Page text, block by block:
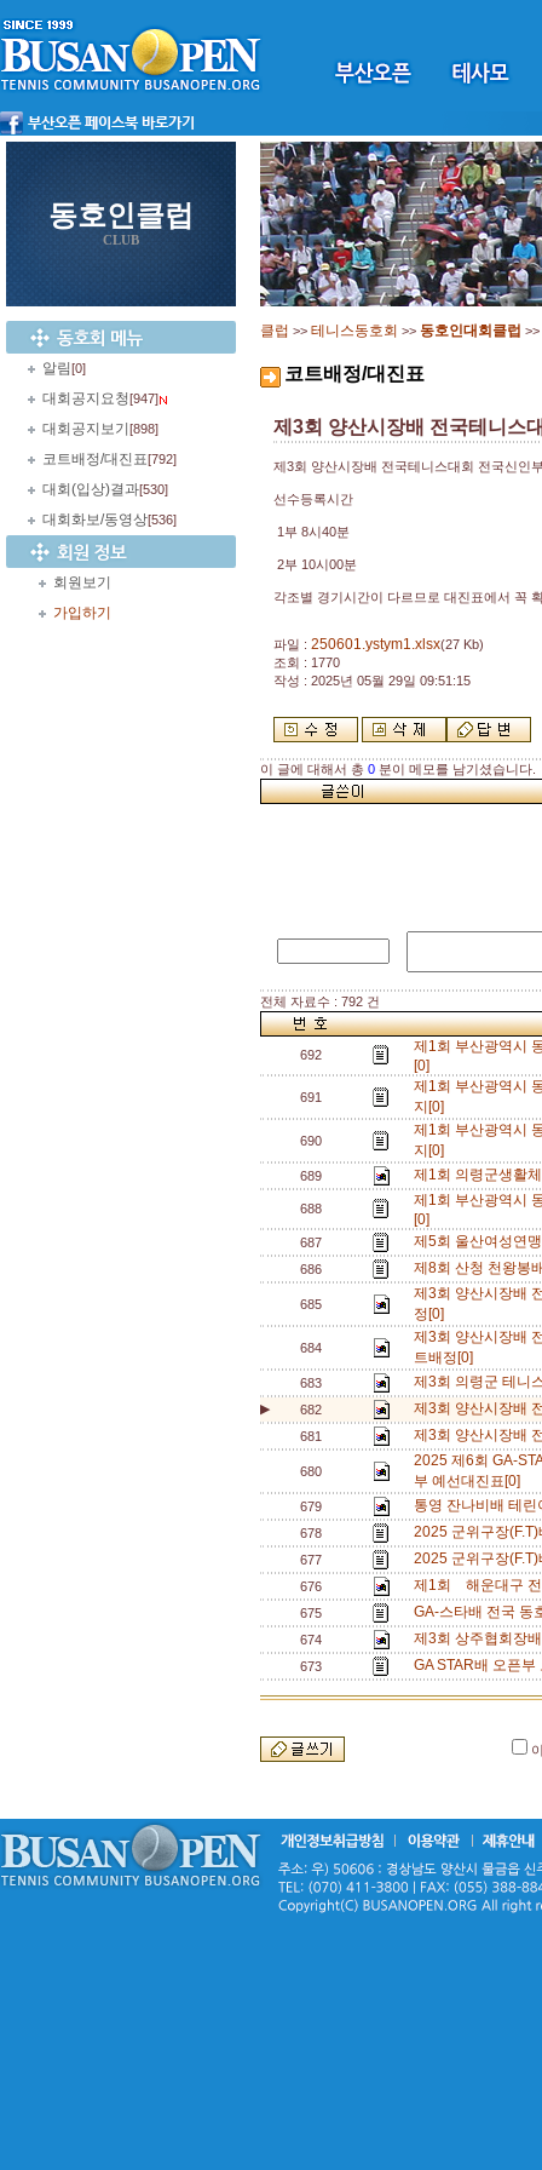
동호인클럽
CLUB
알림[0]
대회공지요청[947]
대회공지보기 [898]
코트배정/대진표[792]
대회(입상)결과[530]
대회화보/동영상[536]
회원보기
가입하기
클럽 >> 테니스동호회 >> 동호인대회클럽 >>
코트배정/대진표
제3회 양산시장배 전국테니스
제3회 양산시장배 전국테니스대회 전국신인
선수등록시간
1부 8시40분
2부 10시00분
각조별 경기시간이 다르므로 대진표에서 꼭
파일 : 250601.ystym1.xlsx(27 Kb)
조회 : 1770
작성 : 2025년 05월 29일 09:51:15
이 글에 대해서 총 0 분이 메모를 남기셨습니다.
전체 자료수 : 792 건
692
제1회 부산광역시
[0]
691
제1회 부산광역시
지[0]
690
제1회 부산광역시
지[0]
689 제1회 의령군생활
688
제1회 부산광역시
[0]
687 제5회 울산여성연
686 제8회 산청 천왕봉
685
제3회 양산시장배
정[0]
684
제3회 양산시장배
트배정[0]
683 제3회 의령군 테니
▶ 682 제3회 양산시장배
681 제3회 양산시장배
680
2025 제6회 GA-
부 예선대진표[0]
679 통영 잔나비배 테
678 2025 군위구장
677 2025 군위구장
676 제1회 해운대구
675 GA-스타배 전국 동
674 제3회 상주협회장
673 GA STAR배 오픈